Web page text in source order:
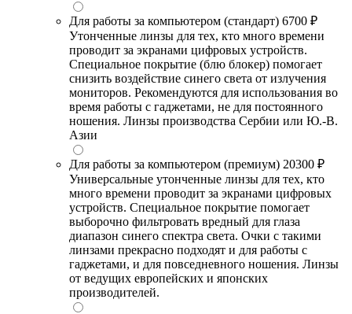
Для работы за компьютером (стандарт) 6700 ₽
Утонченные линзы для тех, кто много времени
проводит за экранами цифровых устройств.
Специальное покрытие (блю блокер) помогает
снизить воздействие синего света от излучения
мониторов. Рекомендуются для использования во
время работы с гаджетами, не для постоянного
ношения. Линзы производства Сербии или Ю.-В.
Азии
Для работы за компьютером (премиум) 20300 ₽
Универсальные утонченные линзы для тех, кто
много времени проводит за экранами цифровых
устройств. Специальное покрытие помогает
выборочно фильтровать вредный для глаза
диапазон синего спектра света. Очки с такими
линзами прекрасно подходят и для работы с
гаджетами, и для повседневного ношения. Линзы
от ведущих европейских и японских
производителей.